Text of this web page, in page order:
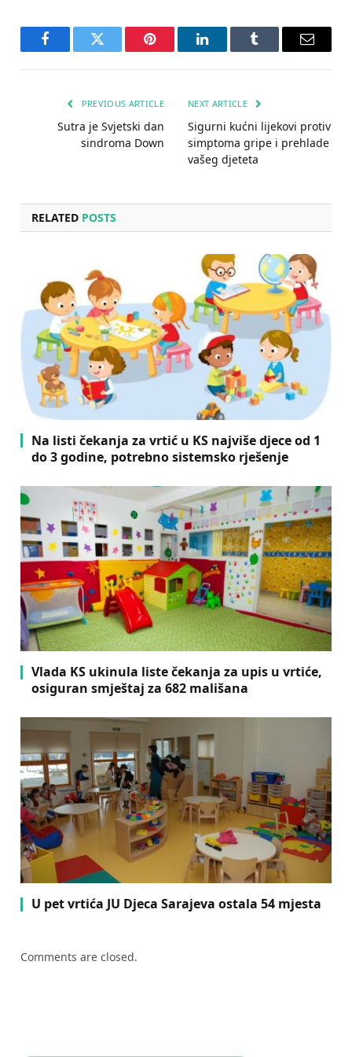
FacebookTwitter Pinterest LinkedInTumblr Email
PREVIOUS ARTICLE
Sutra je Svjetski dan
sindroma Down
NEXT ARTICLE
Sigurni kućni lijekovi protiv
simptoma gripe i prehlade
vašeg djeteta
RELATED POSTS
Na listi čekanja za vrtić u KS najviše djece od 1
do 3 godine, potrebno sistemsko rješenje
Vlada KS ukinula liste čekanja za upis u vrtiće,
osiguran smještaj za 682 mališana
U pet vrtića JU Djeca Sarajeva ostala 54 mjesta
Comments are closed.